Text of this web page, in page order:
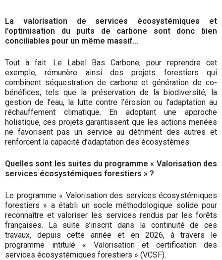
La valorisation de services écosystémiques et
l’optimisation du puits de carbone sont donc bien
conciliables pour un même massif…
Tout à fait. Le Label Bas Carbone, pour reprendre cet
exemple, rémunère ainsi des projets forestiers qui
combinent séquestration de carbone et génération de co-
bénéfices, tels que la préservation de la biodiversité, la
gestion de l’eau, la lutte contre l’érosion ou l’adaptation au
réchauffement climatique. En adoptant une approche
holistique, ces projets garantissent que les actions menées
ne favorisent pas un service au détriment des autres et
renforcent la capacité d’adaptation des écosystèmes.
Quelles sont les suites du programme « Valorisation des
services écosystémiques forestiers » ?
Le programme « Valorisation des services écosystémiques
forestiers » a établi un socle méthodologique solide pour
reconnaître et valoriser les services rendus par les forêts
françaises. La suite s’inscrit dans la continuité de ces
travaux, depuis cette année et en 2026, à travers le
programme intitulé « Valorisation et certification des
services écosystémiques forestiers » (VCSF).